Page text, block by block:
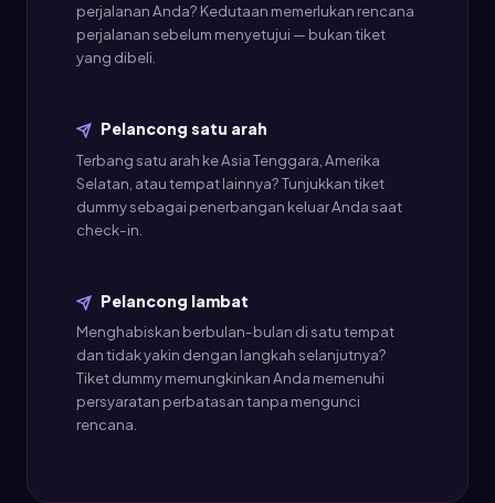
perjalanan Anda? Kedutaan memerlukan rencana
perjalanan sebelum menyetujui — bukan tiket
yang dibeli.
Pelancong satu arah
Terbang satu arah ke Asia Tenggara, Amerika
Selatan, atau tempat lainnya? Tunjukkan tiket
dummy sebagai penerbangan keluar Anda saat
check-in.
Pelancong lambat
Menghabiskan berbulan-bulan di satu tempat
dan tidak yakin dengan langkah selanjutnya?
Tiket dummy memungkinkan Anda memenuhi
persyaratan perbatasan tanpa mengunci
rencana.